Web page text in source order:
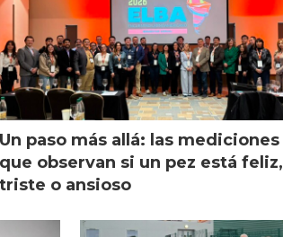
Un paso más allá: las mediciones
que observan si un pez está feliz,
triste o ansioso